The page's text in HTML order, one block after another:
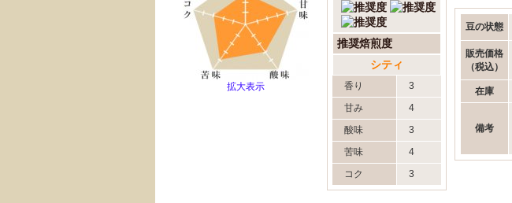
拡大表示
豆の状態
販売価格
（税込）
在庫
備考
推奨焙煎度
シティ
香り
3
甘み
4
酸味
3
苦味
4
コク
3